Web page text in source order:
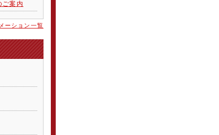
ご案内
ーション一覧